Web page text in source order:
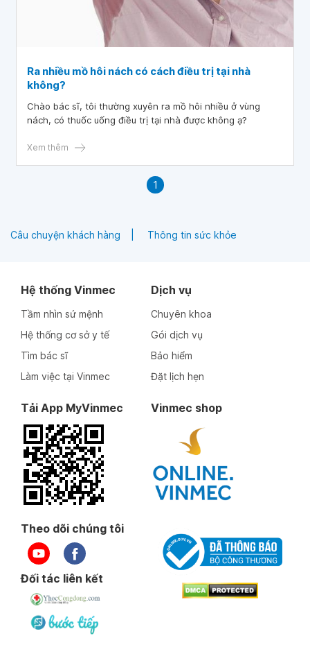
Ra nhiều mồ hôi nách có cách điều trị tại nhà
không?
Chào bác sĩ, tôi thường xuyên ra mồ hôi nhiều ở vùng
nách, có thuốc uống điều trị tại nhà được không ạ?
Xem thêm
1
Câu chuyện khách hàng Thông tin sức khỏe
Hệ thống Vinmec
Tầm nhìn sứ mệnh
Hệ thống cơ sở y tế
Tìm bác sĩ
Làm việc tại Vinmec
Dịch vụ
Chuyên khoa
Gói dịch vụ
Bảo hiểm
Đặt lịch hẹn
Tải App MyVinmec Vinmec shop
Theo dõi chúng tôi
Đối tác liên kết